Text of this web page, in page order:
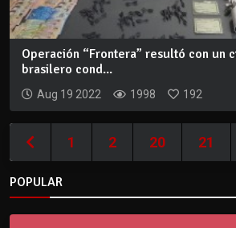
Operación “Frontera” resultó con un
brasilero cond...
Aug 19 2022 1998 192
1 2 20 21
POPULAR